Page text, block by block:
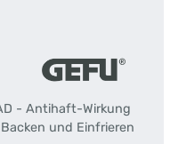
- Antihaft-Wirkung
und Einfrieren